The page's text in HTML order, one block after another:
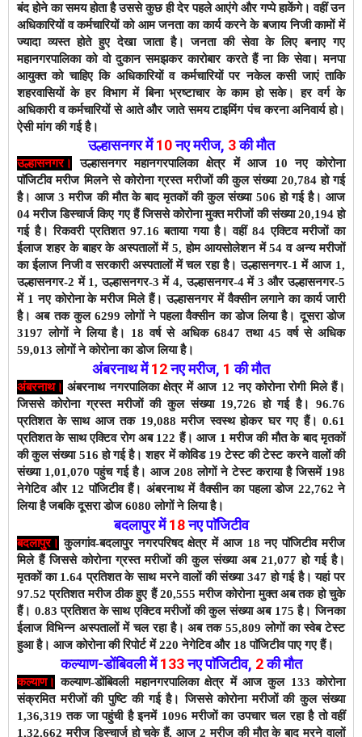
बंद होने का समय होता है उससे कुछ ही देर पहले आएंगे और गप्पे हाकेंगे। वहीं उन
अधिकारियों व कर्मचारियों को आम जनता का कार्य करने के बजाय निजी कामों में
ज्यादा व्यस्त होते हुए देखा जाता है। जनता की सेवा के लिए बनाए गए
महानगरपालिका को वो दुकान समझकर कारोबार करते हैं ना कि सेवा। मनपा
आयुक्त को चाहिए कि अधिकारियों व कर्मचारियों पर नकेल कसी जाएं ताकि
शहरवासियों के हर विभाग में बिना भ्रष्टाचार के काम हो सके। हर वर्ग के
अधिकारी व कर्मचारियों से आते और जाते समय टाइमिंग पंच करना अनिवार्य हो।
ऐसी मांग की गई है।
उल्हासनगर में10नए मरीज, 3की मौत
उल्हासनगर।
उल्हासनगर महानगरपालिका क्षेत्र में आज 10 नए कोरोना
पाॅजिटीव मरीज मिलने से कोरोना ग्रस्त मरीजों की कुल संख्या 20,784 हो गई
है।आज 3 मरीज की मौत के बादमृतकों की कुल संख्या 506 हो गई है। आज
04 मरीज डिस्चार्ज किए गए हैं जिससे कोरोना मुक्त मरीजों की संख्या 20,194 हो
गई है। रिकवरी प्रतिशत 97.16 बताया गया है। वहीं 84 एक्टिव मरीजों का
ईलाज शहर के बाहर के अस्पतालों में 5, होम आयसोलेशन में 54 व अन्य मरीजों
का ईलाज निजी व सरकारी अस्पतालों में चल रहा है।उल्हासनगर-1 में आज 1,
उल्हासनगर-2 में 1, उल्हासनगर-3 में 4, उल्हासनगर-4 में 3 और उल्हासनगर-5
में 1 नए कोरोना के मरीज मिले हैं। उल्हासनगर में वैक्सीन लगाने का कार्य जारी
है। अब तक कुल 6299 लोगों ने पहला वैक्सीन का डोज लिया है। दूसरा डोज
3197 लोगों ने लिया है। 18 वर्ष से अधिक 6847 तथा 45 वर्ष से अधिक
59,013 लोगों ने कोरोना का डोज लिया है।
अंबरनाथ में12नए मरीज, 1 की मौत
अंबरनाथ। अंबरनाथ नगरपालिका क्षेत्र में आज 12 नए कोरोना रोगी मिले हैं।
जिससे कोरोना ग्रस्त मरीजों की कुल संख्या 19,726 हो गई है। 96.76
प्रतिशत के साथ आज तक 19,088 मरीज स्वस्थ होकर घर गए हैं। 0.61
प्रतिशत के साथ एक्टिव रोग अब 122 हैं।आज 1 मरीज की मौत के बादमृतकों
की कुल संख्या 516 हो गई है। शहर में कोविड 19 टेस्ट की टेस्ट करने वालों की
संख्या 1,01,070 पहुंच गई है। आज 208 लोगों ने टेस्ट कराया है जिसमें 198
नेगेटिव और 12 पाॅजिटीव हैं। अंबरनाथ में वैक्सीन का पहला डोज 22,762 ने
लिया है जबकि दूसरा डोज 6080 लोगों ने लिया है।
बदलापुर में18नए पाॅजिटीव
बदलापुर। कुलगांव-बदलापुर नगरपरिषद क्षेत्र में आज 18 नए पाॅजिटीव मरीज
मिले हैं जिससे कोरोना ग्रस्त मरीजों की कुल संख्या अब 21,077 हो गई है।
मृतकों का 1.64 प्रतिशत के साथ मरने वालों की संख्या 347 हो गई है। यहां पर
97.52 प्रतिशत मरीज ठीक हुए हैं 20,555 मरीज कोरोना मुक्त अब तक हो चुके
हैं। 0.83 प्रतिशत के साथ एक्टिव मरीजों की कुल संख्या अब 175 है। जिनका
ईलाज विभिन्न अस्पतालों में चल रहा है। अब तक 55,809 लोगों का स्वेब टेस्ट
हुआ है। आज कोरोना की रिपोर्ट में 220 नेगेटिव और 18 पाॅजिटीव पाए गए हैं।
कल्याण-डोंबिवलीमें 133नएपाॅजिटीव, 2की मौत
कल्याण। कल्याण-डोंबिवली महानगरपालिका क्षेत्र में आज कुल 133 कोरोना
संक्रमित मरीजों की पुष्टि की गई है। जिससे कोरोना मरीजों की कुल संख्या
1,36,319 तक जा पहुंची है इनमें 1096 मरीजों का उपचार चल रहा है तो वहीं
1,32,662 मरीज डिस्चार्ज हो चुके हैं,आज 2 मरीज की मौत के बादमरने वालों